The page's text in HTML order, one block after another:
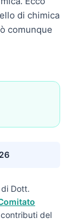
di chimica
comunque
Dott.
del